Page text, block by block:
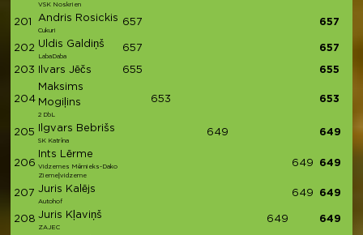
VSK Noskrien
201 Andris Rosickis
Cukuri
657 657
202 Uldis Galdiņš
LabaDaba
657 657
203 Ilvars Jēčs 655 655
204
Maksims
Mogiļins
2 DbL
653 653
205 Ilgvars Bebrišs
SK Katrīna
649 649
206
Ints Lērme
Vidzemes Mērnieks-Dako
Ziemeļvidzeme
649 649
207 Juris Kalējs
Autohof
649 649
208 Juris Kļaviņš
ZAJEC
649 649